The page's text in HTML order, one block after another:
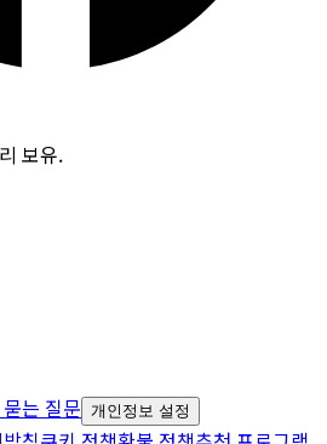
보유.
는 질문 개인정보 설정